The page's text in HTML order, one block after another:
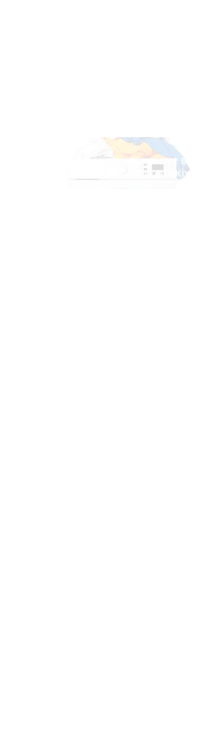
İkitelli O.S.B. Mutsan Sanayi Sitesi M2 Blok
No:30-32 Başakşehir-İSTANBUL/TÜRKİYE